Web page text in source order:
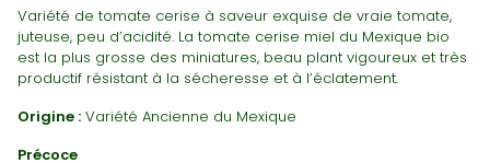
Variété de tomate cerise à saveur exquise de vraie tomate,
juteuse, peu d’acidité. La tomate cerise miel du Mexique bio
est la plus grosse des miniatures, beau plant vigoureux et très
productif résistant à la sécheresse et à l’éclatement.
Origine : Variété Ancienne du Mexique
Précoce